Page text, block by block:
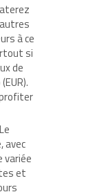
à ce
si
de
avec
variée
et